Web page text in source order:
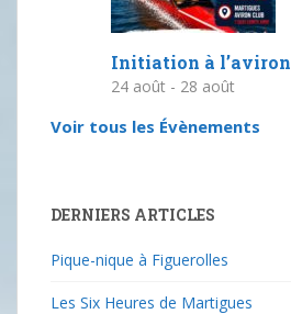
Initiation à l’aviron
24 août - 28 août
Voir tous les Évènements
DERNIERS ARTICLES
Pique-nique à Figuerolles
Les Six Heures de Martigues